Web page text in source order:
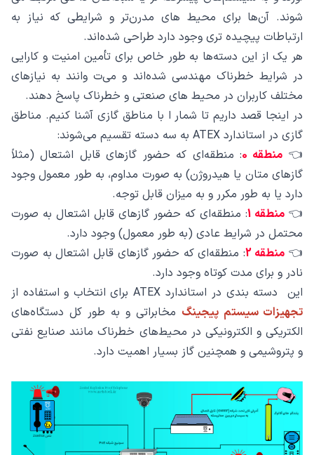
شوند. آن‌ها برای محیط‌ های مدرن‌تر و شرایطی که نیاز به
ارتباطات پیچیده ‌تری وجود دارد طراحی شده‌اند.
هر یک از این دسته‌ها به ‌طور خاص برای تأمین امنیت و کارایی
در شرایط خطرناک مهندسی شده‌اند و می‌ت وانند به نیازهای
مختلف کاربران در محیط‌ های صنعتی و خطرناک پاسخ دهند.
در اینجا قصد داریم تا شمار ا با مناطق گازی آشنا کنیم. مناطق
گازی در استاندارد ATEX به سه دسته تقسیم می‌شوند:
👈 منطقه 0
: منطقه‌ای که حضور گازهای قابل اشتعال (مثلاً
گازهای متان یا هیدروژن) به صورت مداوم، به طور معمول وجود
دارد یا به طور مکرر و به میزان قابل توجه.
👈 منطقه 1 : منطقه‌ای که حضور گازهای قابل اشتعال به صورت
محتمل در شرایط عادی (به طور معمول) وجود دارد.
👈 منطقه 2
: منطقه‌ای که حضور گازهای قابل اشتعال به صورت
نادر و برای مدت کوتاه وجود دارد.
این دسته بندی در استاندارد ATEX برای انتخاب و استفاده از
تجهیزات سیستم پیجینگ مخابراتی و به طور کل دستگاه‌های
الکتریکی و الکترونیکی در محیط‌های خطرناک مانند صنایع نفتی
و پتروشیمی و همچنین گاز بسیار اهمیت دارد.